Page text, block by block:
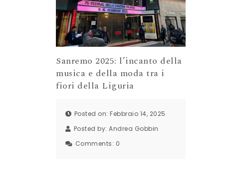
Sanremo 2025: l’incanto della
musica e della moda tra i
fiori della Liguria
Posted on: Febbraio 14, 2025
Posted by: Andrea Gobbin
Comments: 0